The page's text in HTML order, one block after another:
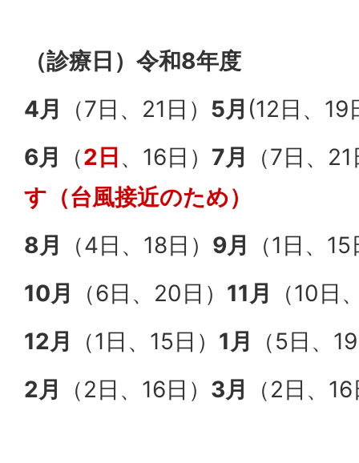
（診療日）令和8年度
4月
（7日、21日） 5月 (12日、19
6月
（2日、16日） 7月
（7日、
す（台風接近のため）
8月
（4日、18日） 9月
（1日、
10月
（6日、20日） 11月
（10日
12月
（1日、15日） 1月
（5日、
2月
（2日、16日） 3月 （2日、